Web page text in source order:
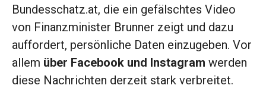
Bundesschatz.at, die ein gefälschtes Video
von Finanzminister Brunner zeigt und dazu
auffordert, persönliche Daten einzugeben. Vor
allem über Facebook und Instagram werden
diese Nachrichten derzeit stark verbreitet.